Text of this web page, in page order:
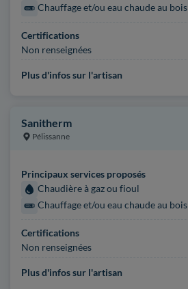
Chauffage et/ou eau chaude au bois
Certifications
Non renseignées
Plus d'infos sur l'artisan
Sanitherm
Pélissanne
Principaux services proposés
Chaudière à gaz ou fioul
Chauffage et/ou eau chaude au bois
Certifications
Non renseignées
Plus d'infos sur l'artisan